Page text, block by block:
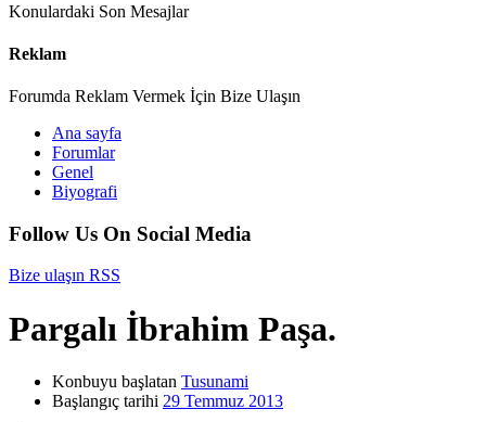
Konulardaki Son Mesajlar
Reklam
Forumda Reklam Vermek İçin Bize Ulaşın
Ana sayfa
Forumlar
Genel
Biyografi
Follow Us On Social Media
Bize ulaşın RSS
Pargalı İbrahim Paşa.
Konbuyu başlatan Tusunami
Başlangıç tarihi 29 Temmuz 2013